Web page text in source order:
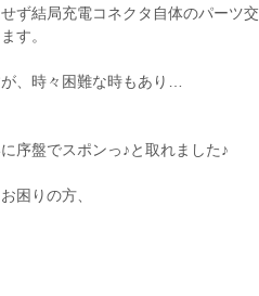
ず結局充電コネクタ自体のパーツ交
す。
、時々困難な時もあり…
序盤でスポンっ♪と取れました♪
困りの方、